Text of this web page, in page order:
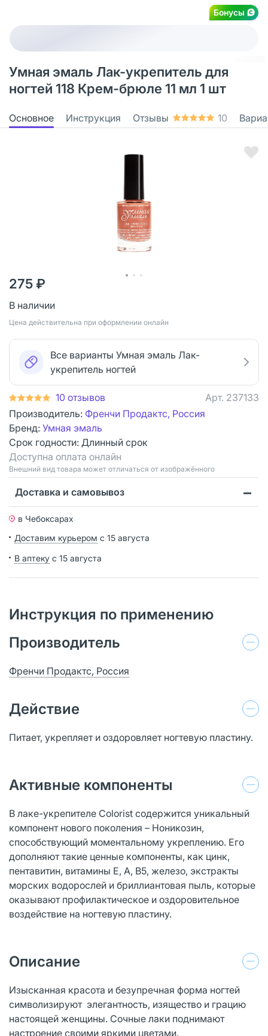
Бонусы
Умная эмаль Лак-укрепитель для
ногтей 118 Крем-брюле 11 мл 1 шт
Основное Инструкция Отзывы 10
275 ₽
В наличии
Цена действительна при оформлении онлайн
Все варианты Умная эмаль Лак-
укрепитель ногтей
10 отзывов Арт. 237133
Производитель: Френчи Продактс, Россия
Бренд: Умная эмаль
Срок годности: Длинный срок
Доступна оплата онлайн
Bнешний вид товара может отличаться от изображённого
Доставка и самовывоз
в Чебоксарах
Доставим курьером с 15 августа
В аптеку с 15 августа
Инструкция по применению
Производитель
Френчи Продактс, Россия
Действие
Питает, укрепляет и оздоровляет ногтевую пластину.
Активные компоненты
В лаке-укрепителе Colorist содержится уникальный
компонент нового поколения – Ноникозин,
способствующий моментальному укреплению. Его
дополняют такие ценные компоненты, как цинк,
пентавитин, витамины Е, А, В5, железо, экстракты
морских водорослей и бриллиантовая пыль, которые
оказывают профилактическое и оздоровительное
воздействие на ногтевую пластину.
Описание
Изысканная красота и безупречная форма ногтей
символизируют элегантность, изящество и грацию
настоящей женщины. Сочные лаки поднимают
настроение своими яркими цветами.